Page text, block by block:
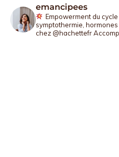
emancipees
Empowerment du
symptothermie, hormones
chez @hachettefr